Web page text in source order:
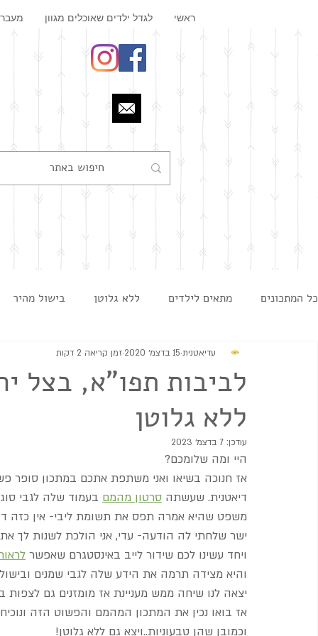
ראשי לגדל ילדים שאוכלים מגוון
כל המתכונים מתאים לילדים ללא גלוטן בישול מהיר
גבינות וממרחים מרקים סלטים ותוספות
לביבות תפו"א, בצל
ללא גלוטן
עדיאטנית 15 בדצמ׳ 2020 זמן קריאה 2 דקות
עודכן: 7 בדצמ׳ 2023
היי ומה שלומכם?
אז חנוכה בשיאו ואני משתפת אתכם במתכון סופר
דיאטנית. שעשתה סרטון מהמם בעמוד שלה לגבי
משפט שהיא אמרה תפס את תשומת ליבי- אין כזה
ישר שלחתי לה הודעה- עדי, אני הולכת לשנות לך
ויחד עשינו לכם שידור לייב באינסטגרם שאפשר
והיא מצידה תרמה את הידע שלה לגבי שמנים
יצאה לנו שיחה ממש מעניינת אז מומזנים גם לצפות
אז בואו נכין את המתכון המהמם והפשוט הזה
וכמובן שהן טבעוניות..ויצא גם ללא גלוטן!